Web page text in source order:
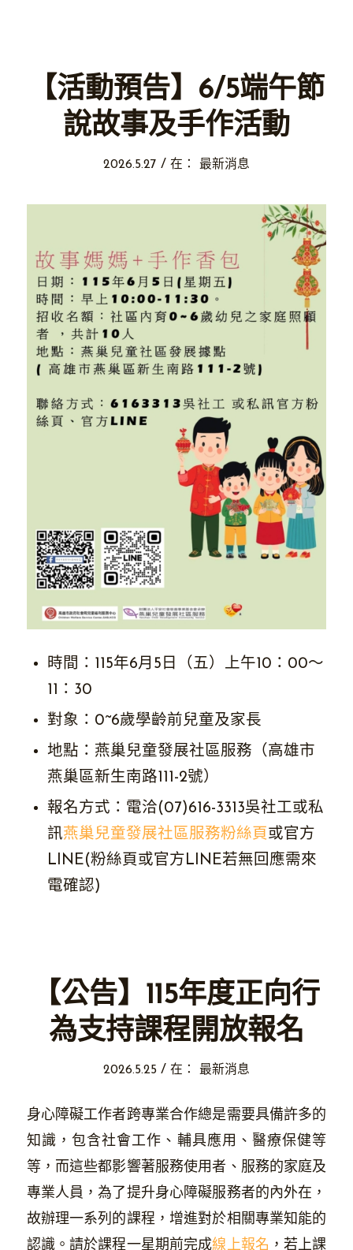
【活動預告】6/5端午節
說故事及手作活動
2026.5.27 / 在： 最新消息
時間：115年6月5日（五）上午10：00～
11：30
對象：0~6歲學齡前兒童及家長
地點：燕巢兒童發展社區服務（高雄市
燕巢區新生南路111-2號）
報名方式：電洽(07)616-3313吳社工或私
訊燕巢兒童發展社區服務粉絲頁或官方
LINE(粉絲頁或官方LINE若無回應需來
電確認)
【公告】115年度正向行
為支持課程開放報名
2026.5.25 / 在： 最新消息
身心障礙工作者跨專業合作總是需要具備許多的
知識，包含社會工作、輔具應用、醫療保健等
等，而這些都影響著服務使用者、服務的家庭及
專業人員，為了提升身心障礙服務者的內外在，
故辦理一系列的課程，增進對於相關專業知能的
認識。請於課程一星期前完成線上報名 ，若上課